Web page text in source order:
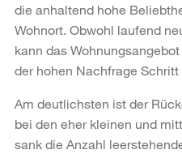
die anhaltend hohe
Wohnort. Obwohl laufend
kann das
der hohen Nachfrage Schritt
Am deutlichsten ist der
bei den eher kleinen und
sank die Anzahl